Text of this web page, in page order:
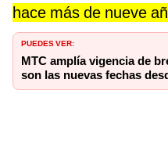
hace más de nueve
PUEDES VER:
MTC amplía vigencia de
son las nuevas fechas